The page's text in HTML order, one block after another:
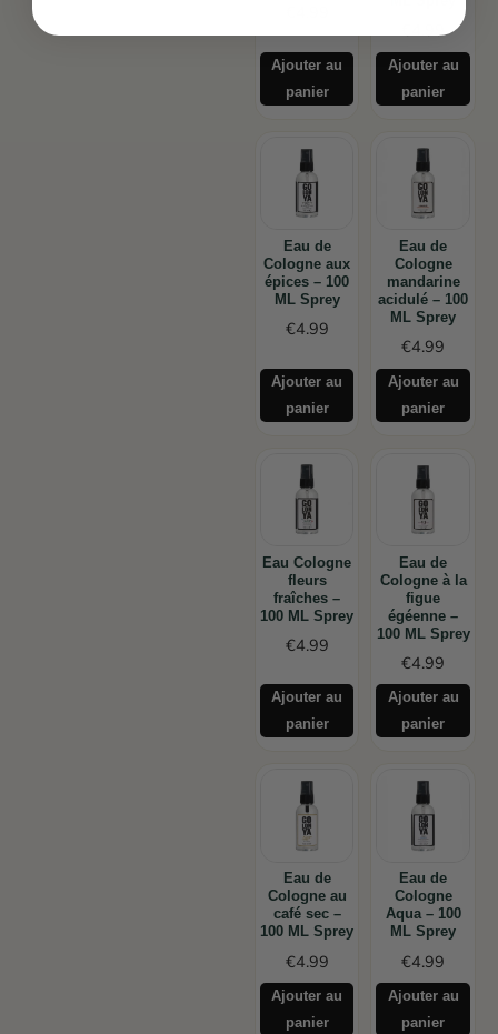
Ajouter au
panier
€4.99
Ajouter au
panier
Eau de
Cologne aux
épices – 100
ML Sprey
€4.99
Ajouter au
panier
Eau de
Cologne
mandarine
acidulé – 100
ML Sprey
€4.99
Ajouter au
panier
Eau Cologne
fleurs
fraîches –
100 ML Sprey
€4.99
Ajouter au
panier
Eau de
Cologne à la
figue
égéenne –
100 ML Sprey
€4.99
Ajouter au
panier
Eau de
Cologne au
café sec –
100 ML Sprey
€4.99
Ajouter au
panier
Eau de
Cologne
Aqua – 100
ML Sprey
€4.99
Ajouter au
panier